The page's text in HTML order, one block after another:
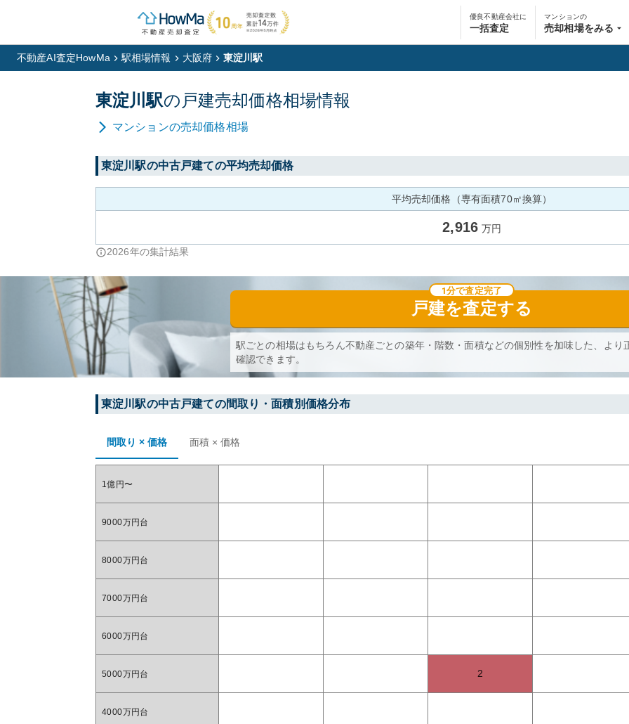
優良不動産会社に
一括査定
マンションの
売却相場をみる
不動産AI査定HowMa 駅相場情報 大阪府 東淀川駅
東淀川駅の 戸建売却価格相場情報
マンションの売却価格相場
東淀川駅の中古戸建ての平均売却価格
平均売却価格（専有面積70㎡換算）
2,916 万円
2026年の集計結果
戸建を査定する
1分で査定完了
駅ごとの相場はもちろん不動産ごとの築年・階数・面積などの個別性を加味した、より
確認できます。
東淀川駅の中古戸建ての間取り・面積別価格分布
間取り × 価格 面積 × 価格
1億円〜
9000万円台
8000万円台
7000万円台
6000万円台
5000万円台 2
4000万円台